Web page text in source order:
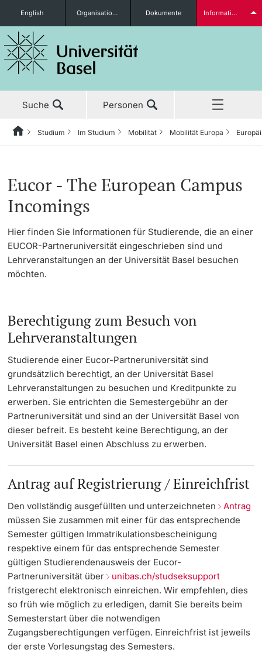
Studieninteressierte
weitere Informationen
Fördernde & Alumni
weitere Informationen
Dozierende
weitere Informationen
English Organisationseinheiten Dokumente Informationen für...
Suche Personen
Studium
Vor dem Studium
Studienangebot
Anmeldung & Zulassung
Informationen, Veranstaltungen & Schnuppern
Studienberatung
Studienfachberatung
Fünf Gründe, in Basel zu studieren
Im Studium
Belegen
Rückmelden
Termine & Fristen
Dokumente und Verifikation
«Start Smart»-Week
Mobilität
Mobilität International
Mobilität Schweiz
Mobilität Europa
SEMP/Erasmus+ – OUTGOING
SEMP/Erasmus+ – INCOMING
Europäisch studieren mit Eucor & EPICUR
Kontakt
Personalmobilität
Forschung
Lehre
Universität
HomeZurückStudium Im Studium Mobilität Mobilität Europa
Eucor - The European Campus
Incomings
Hier finden Sie Informationen für Studierende, die an einer
EUCOR-Partneruniversität eingeschrieben sind und
Lehrveranstaltungen an der Universität Basel besuchen
möchten.
Berechtigung zum Besuch von
Lehrveranstaltungen
Studierende einer Eucor-Partneruniversität sind
grundsätzlich berechtigt, an der Universität Basel
Lehrveranstaltungen zu besuchen und Kreditpunkte zu
erwerben. Sie entrichten die Semestergebühr an der
Partneruniversität und sind an der Universität Basel von
dieser befreit. Es besteht keine Berechtigung, an der
Universität Basel einen Abschluss zu erwerben.
Antrag auf Registrierung / Einreichfrist
Den vollständig ausgefüllten und unterzeichneten Antrag
müssen Sie zusammen mit einer für das entsprechende
Semester gültigen Immatrikulationsbescheinigung
respektive einem für das entsprechende Semester
gültigen Studierendenausweis der Eucor-
Partneruniversität über unibas.ch/studseksupport
fristgerecht elektronisch einreichen. Wir empfehlen, dies
so früh wie möglich zu erledigen, damit Sie bereits beim
Semesterstart über die notwendigen
Zugangsberechtigungen verfügen. Einreichfrist ist jeweils
der erste Vorlesungstag des Semesters.